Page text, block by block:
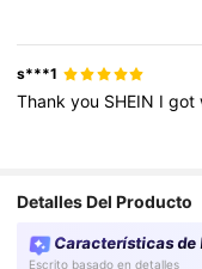
s***1
Thankyou SHEIN Igot
Detalles Del Producto
Características
Escrito basado en detalles